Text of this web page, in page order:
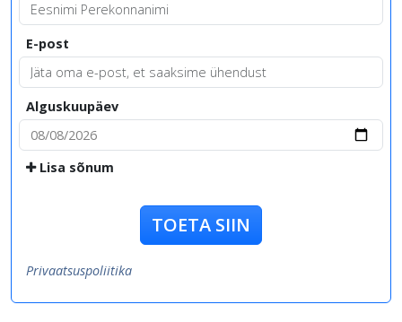
E-post
Alguskuupäev
Lisa sõnum
TOETA SIIN
Privaatsuspoliitika